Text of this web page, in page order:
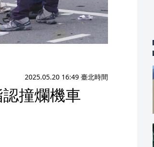
2025.05.20 16:49 臺北時間
撞爛機車